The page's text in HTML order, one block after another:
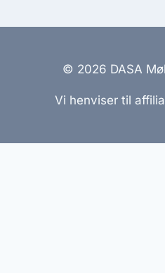
© 2026 DASA
Vi henviser til